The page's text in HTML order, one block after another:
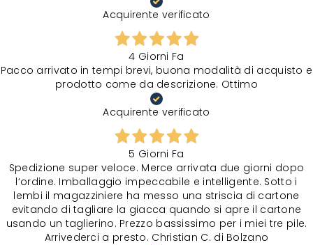
Acquirente verificato
4 Giorni Fa
Pacco arrivato in tempi brevi, buona modalità di acquisto e
prodotto come da descrizione. Ottimo
Acquirente verificato
5 Giorni Fa
Spedizione super veloce. Merce arrivata due giorni dopo
l‘ordine. Imballaggio impeccabile e intelligente. Sotto i
lembi il magazziniere ha messo una striscia di cartone
evitando di tagliare la giacca quando si apre il cartone
usando un taglierino. Prezzo bassissimo per i miei tre pile.
Arrivederci a presto. Christian C. di Bolzano